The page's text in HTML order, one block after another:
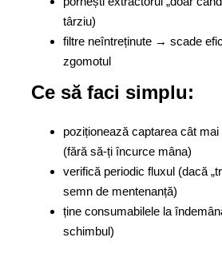
târziu)
filtre neîntreținute → scade
zgomotul
Ce să faci simplu:
poziționează captarea cât
(fără să-ți încurce mâna)
verifică periodic fluxul (dacă
semn de mentenanță)
ține consumabilele la
schimbul)